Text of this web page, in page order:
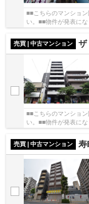
■■こちらのマンショ
い。■■物件が発表に
売買 | 中古マンション ザ
■■こちらのマンショ
い。■■物件が発表に
売買 | 中古マンション 寿